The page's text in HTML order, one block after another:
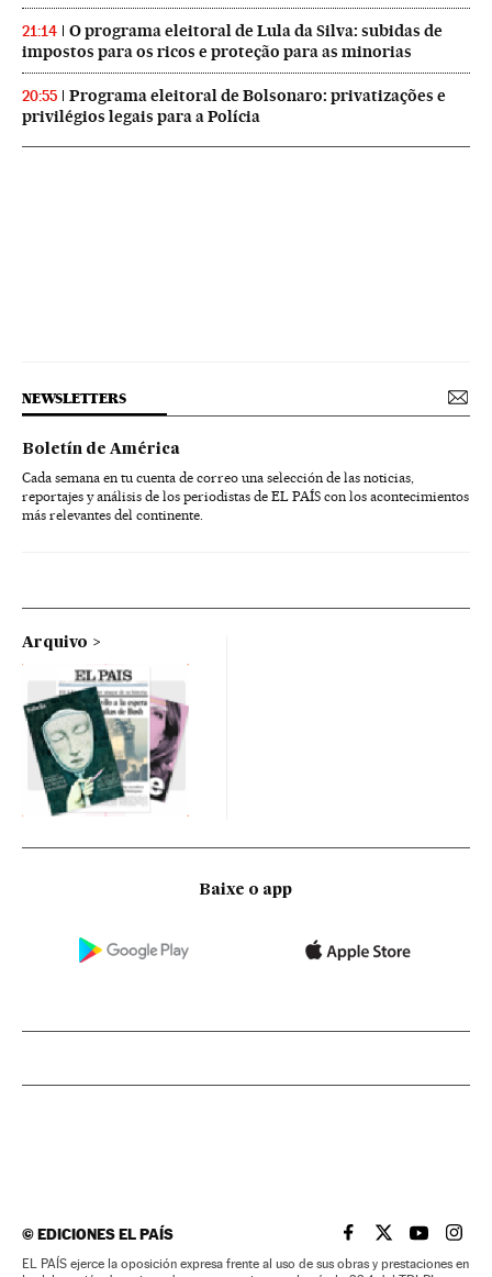
21:14
O programa eleitoral de Lula da Silva: subidas de
impostos para os ricos e proteção para as minorias
20:55
Programa eleitoral de Bolsonaro: privatizações e
privilégios legais para a Polícia
NEWSLETTERS
Boletín de América
Cada semana en tu cuenta de correo una selección de las noticias,
reportajes y análisis de los periodistas de EL PAÍS con los acontecimientos
más relevantes del continente.
Arquivo
Baixe o app
©EDICIONES EL PAÍS EL PAÍS BRASIL EN
EL PAÍSEL PAÍS
EL
EL PAÍS ejerce la oposición expresa frente al uso de sus obras y prestaciones en